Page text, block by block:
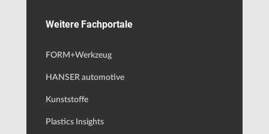
Weitere Fachportale
FORM+Werkzeug
HANSER automotive
Kunststoffe
Plastics Insights